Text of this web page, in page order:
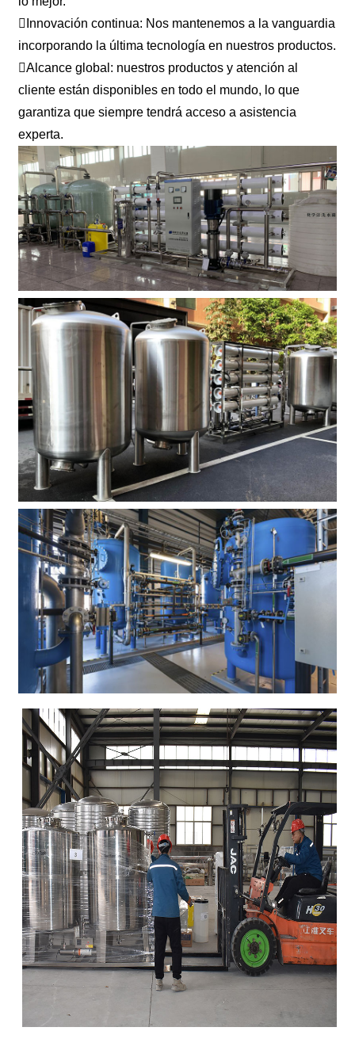
Innovación continua: Nos mantenemos a la vanguardia
incorporando la última tecnología en nuestros productos.
Alcance global: nuestros productos y atención al
cliente están disponibles en todo el mundo, lo que
garantiza que siempre tendrá acceso a asistencia
experta.